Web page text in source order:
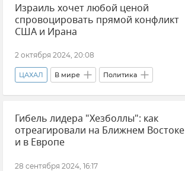
Биньямин Нетаньяху
Израиль хочет любой ценой
спровоцировать прямой конфликт
США и Ирана
2 октября 2024, 20:08
ЦАХАЛ В мире Политика
Василий Небензя ООН Израиль
Обострение ситуации в Израиле Мнения
Ближний Восток
Совет безопасности ООН
Гибель лидера "Хезболлы": как
отреагировали на Ближнем Востоке
и в Европе
28 сентября 2024, 16:17